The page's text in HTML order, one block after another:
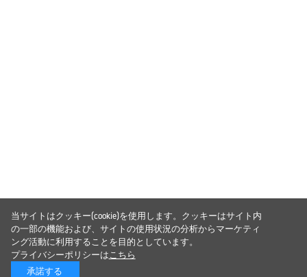
当サイトはクッキー(cookie)を使用します。クッキーはサイト内
の一部の機能および、サイトの使用状況の分析からマーケティ
ング活動に利用することを目的としています。
プライバシーポリシーはこちら
承諾する